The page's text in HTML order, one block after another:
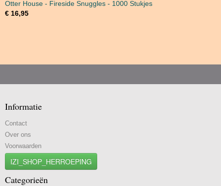
Otter House - Fireside Snuggles - 1000 Stukjes
€ 16,95
Informatie
Contact
Over ons
Voorwaarden
IZI_SHOP_HERROEPING
Categorieën